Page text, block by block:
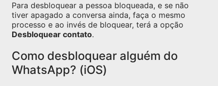
Para desbloquear a pessoa bloqueada, e se não
tiver apagado a conversa ainda, faça o mesmo
processo e ao invés de bloquear, terá a opção
Desbloquear contato.
Como desbloquear alguém do
WhatsApp? (iOS)